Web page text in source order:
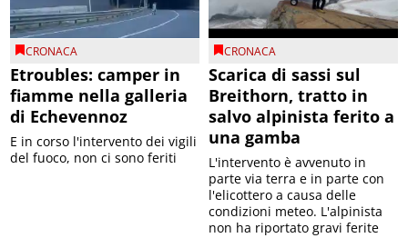
CRONACA
Etroubles: camper in
fiamme nella galleria
di Echevennoz
E in corso l'intervento dei vigili
del fuoco, non ci sono feriti
CRONACA
Scarica di sassi sul
Breithorn, tratto in
salvo alpinista ferito a
una gamba
L'intervento è avvenuto in
parte via terra e in parte con
l'elicottero a causa delle
condizioni meteo. L'alpinista
non ha riportato gravi ferite